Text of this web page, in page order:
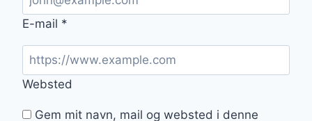
E-mail *
Websted
Gem mit navn, mail og websted i denne